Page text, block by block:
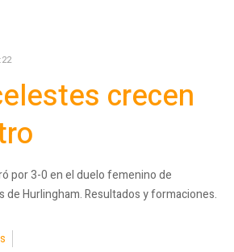
crecen
por 3-0 en el duelo femenino de
Hurlingham. Resultados y formaciones.